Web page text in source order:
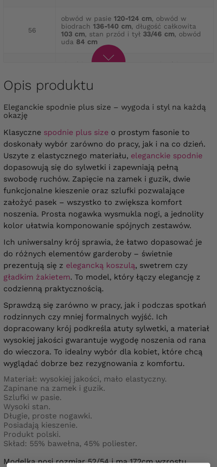
56
obwód w pasie 120-124 cm, obwód w
biodrach 136-140 cm, długość całkowita
103 cm, stan przód i tył 33/46 cm, obwód
uda 84 cm
obwód w pasie 124-128 cm
103 cm
uda
88 cm
obwód w pasie 130-134 cm , obwód w
uda 92 cm
Opis produktu
Eleganckie spodnie plus size – wygoda i styl na każdą
okazję
Klasyczne spodnie plus size o prostym fasonie to
doskonały wybór zarówno do pracy, jak i na co dzień.
Uszyte z elastycznego materiału, eleganckie spodnie
dopasowują się do sylwetki i zapewniają pełną
swobodę ruchów. Zapięcie na zamek i guzik, dwie
funkcjonalne kieszenie oraz szlufki pozwalające
założyć pasek – wszystko to zwiększa komfort
noszenia. Prosta nogawka wysmukla nogi, a jednolity
kolor ułatwia komponowanie spójnych zestawów.
Ich uniwersalny krój sprawia, że łatwo dopasować je
do różnych elementów garderoby – świetnie
prezentują się z elegancką koszulą, swetrem czy
gładkim żakietem. To model, który łączy elegancję z
codzienną praktycznością.
Sprawdzą się zarówno w pracy, jak i podczas spotkań
rodzinnych czy mniej formalnych wyjść. Ich
dopracowany krój podkreśla atuty sylwetki, a materiał
wysokiej jakości gwarantuje wygodę noszenia od rana
do wieczora. To idealny wybór dla kobiet, które chcą
wyglądać dobrze bez rezygnowania z komfortu.
Materiał: wysokiej jakości, mało elastyczny.
Zapinane na zamek i guzik.
Szlufki w pasie.
Wysoki stan.
Długie, proste nogawki.
Posiadają kieszenie.
Produkt polski.
Skład: 55% bawełna, 45% poliester.
Modelka nosi rozmiar 52/54 i ma 172cm wzrostu.